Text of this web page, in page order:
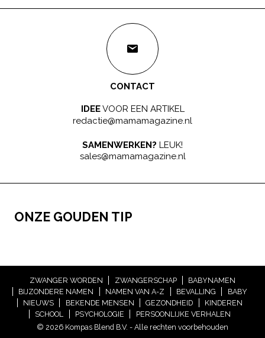
CONTACT
IDEEVOOR EEN ARTIKEL
redactie@mamamagazine.nl
SAMENWERKEN? LEUK!
sales@mamamagazine.nl
ONZE GOUDEN TIP
ZWANGER WORDEN ZWANGERSCHAP
BABYNAMEN
BIJZONDERE NAMEN
NAMEN VAN A-Z BEVALLING
BABY
NIEUWS
BEKENDE MENSEN GEZONDHEID
KINDEREN
SCHOOL
PSYCHOLOGIE
PERSOONLIJKE VERHALEN
© 2026 Kompas Blend B.V. - Alle rechten voorbehouden